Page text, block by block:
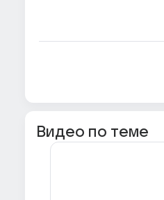
Видео по теме